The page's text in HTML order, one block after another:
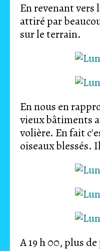
En revenant
attiré par
sur le terrain.
En nous en
vieux bâtiments
volière. En fait
oiseaux blessés.
A 19 h 00, plus